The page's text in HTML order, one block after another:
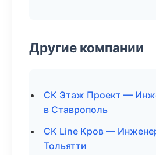
Другие компании
СК Этаж Проект —
в Ставрополь
СК Line Кров —
Тольятти